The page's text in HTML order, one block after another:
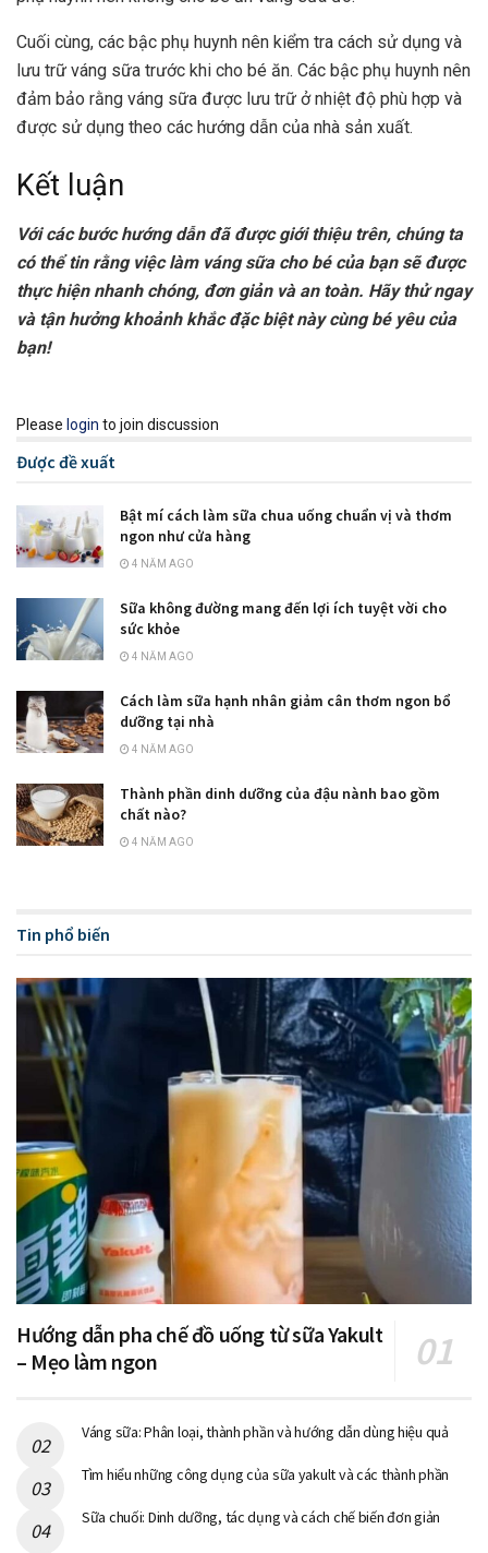
Cuối cùng, các bậc phụ huynh nên kiểm tra cách sử dụng và
lưu trữ váng sữa trước khi cho bé ăn. Các bậc phụ huynh nên
đảm bảo rằng váng sữa được lưu trữ ở nhiệt độ phù hợp và
được sử dụng theo các hướng dẫn của nhà sản xuất.
Kết luận
Với các bước hướng dẫn đã được giới thiệu trên, chúng ta
có thể tin rằng việc làm váng sữa cho bé của bạn sẽ được
thực hiện nhanh chóng, đơn giản và an toàn. Hãy thử ngay
và tận hưởng khoảnh khắc đặc biệt này cùng bé yêu của
bạn!
Please login to join discussion
Được đề xuất
Bật mí cách làm sữa chua uống chuẩn vị và thơm
ngon như cửa hàng
4 NĂM AGO
Sữa không đường mang đến lợi ích tuyệt vời cho
sức khỏe
4 NĂM AGO
Cách làm sữa hạnh nhân giảm cân thơm ngon bổ
dưỡng tại nhà
4 NĂM AGO
Thành phần dinh dưỡng của đậu nành bao gồm
chất nào?
4 NĂM AGO
Tin phổ biến
Hướng dẫn pha chế đồ uống từ sữa Yakult
– Mẹo làm ngon
Váng sữa: Phân loại, thành phần và hướng dẫn dùng hiệu quả
Tìm hiểu những công dụng của sữa yakult và các thành phần
Sữa chuối: Dinh dưỡng, tác dụng và cách chế biến đơn giản